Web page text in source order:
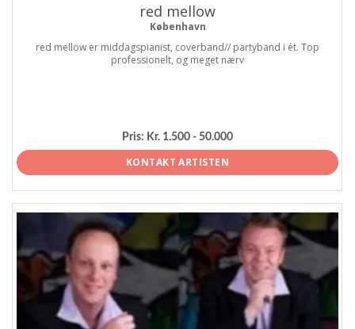
red mellow
København
red mellow er middagspianist, coverband// partyband i ét. Top
professionelt, og meget nærv
Pris: Kr. 1.500 - 50.000
KONTAKT ARTISTEN